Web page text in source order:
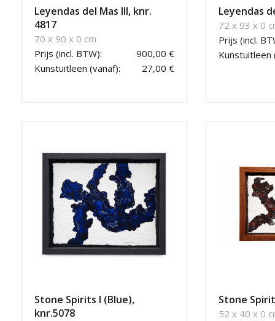
Leyendas del Mas III, knr.
4817
70 x 90 x 0 cm
Prijs (incl. BTW):
900,00 €
Kunstuitleen (vanaf):
27,00 €
Leyendas
72 x 93 x 0
Prijs (incl.
Kunstuitleen
Stone Spirits I (Blue),
knr.5078
Stone
52 x 40 x 0